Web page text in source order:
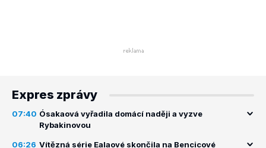
Expres zprávy
07:40 Ósakaová vyřadila domácí naději a vyzve
Rybakinovou
06:26 Vítězná série Ealaové skončila na Bencicové